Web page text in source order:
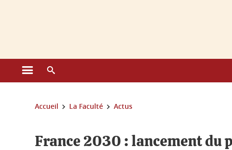
Ouvrir le menu principal
Vous êtes ici :
Accueil La Faculté Actus
France 2030 : lancement du